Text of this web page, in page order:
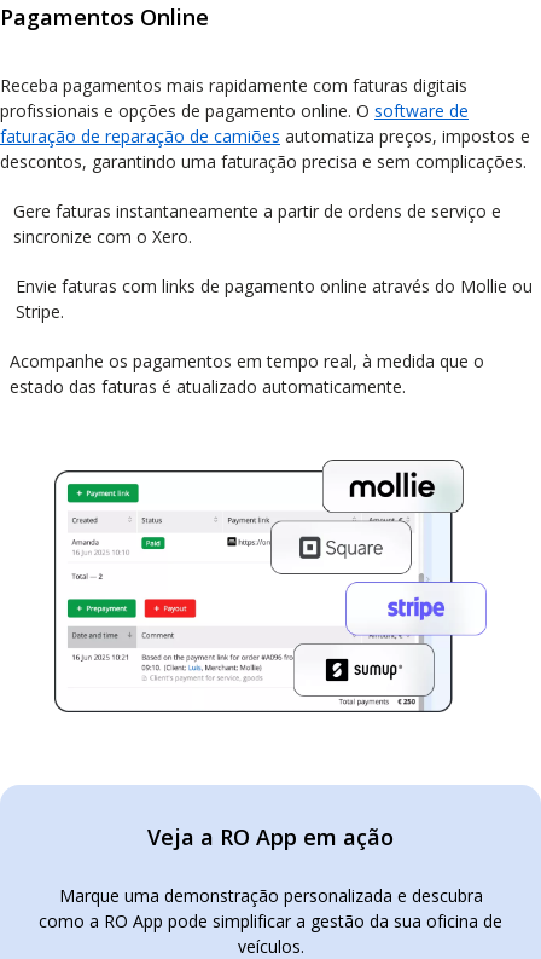
Pagamentos Online
Receba pagamentos mais rapidamente com faturas digitais
profissionais e opções de pagamento online. O software de
faturação de reparação de camiões automatiza preços, impostos e
descontos, garantindo uma faturação precisa e sem complicações.
Gere faturas instantaneamente a partir de ordens de serviço e
sincronize com o Xero.
Envie faturas com links de pagamento online através do Mollie ou
Stripe.
Acompanhe os pagamentos em tempo real, à medida que o
estado das faturas é atualizado automaticamente.
Veja a RO App em ação
Marque uma demonstração personalizada e descubra
como a RO App pode simplificar a gestão da sua oficina de
veículos.